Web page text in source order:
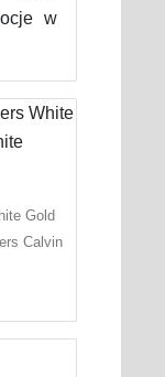
w
Gold
Calvin